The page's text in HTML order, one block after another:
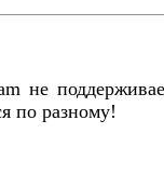
не
по разному!